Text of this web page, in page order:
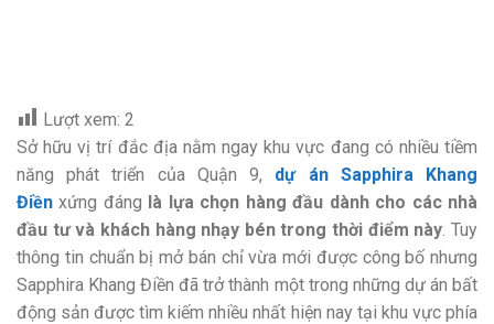
Lượt xem: 2
Sở hữu vị trí đắc địa nằm ngay khu vực đang có nhiều tiềm
năng phát triển của Quận 9, dự án Sapphira Khang
Điền xứng đáng là lựa chọn hàng đầu dành cho các nhà
đầu tư và khách hàng nhạy bén trong thời điểm này. Tuy
thông tin chuẩn bị mở bán chỉ vừa mới được công bố nhưng
Sapphira Khang Điền đã trở thành một trong những dự án bất
động sản được tìm kiếm nhiều nhất hiện nay tại khu vực phía